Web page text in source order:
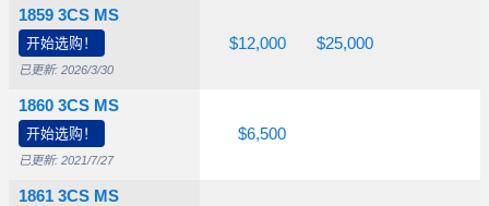
1859 3CS MS
开始选购！
已更新: 2026/3/30
1860 3CS MS
开始选购！
已更新: 2021/7/27
1861 3CS MS
$1,150 $12,000 $25,000
$1,700 $6,500